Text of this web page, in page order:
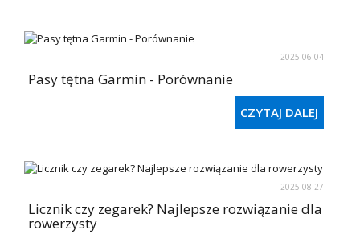
2025-06-04
Pasy tętna Garmin - Porównanie
CZYTAJ DALEJ
2025-08-27
Licznik czy zegarek? Najlepsze rozwiązanie dla
rowerzysty